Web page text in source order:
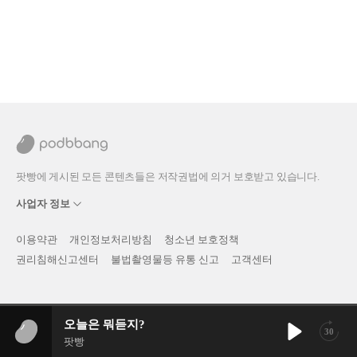
팟빵에 게시된 모든 콘텐츠들은 저작권법에 의거 보호받고 있습니다.
사업자 정보
이용약관 개인정보처리방침
청소년 보호정책
권리침해신고센터
불법촬영물등 유통 신고 고객센터
오늘은 뭐듣지?
팟빵
30